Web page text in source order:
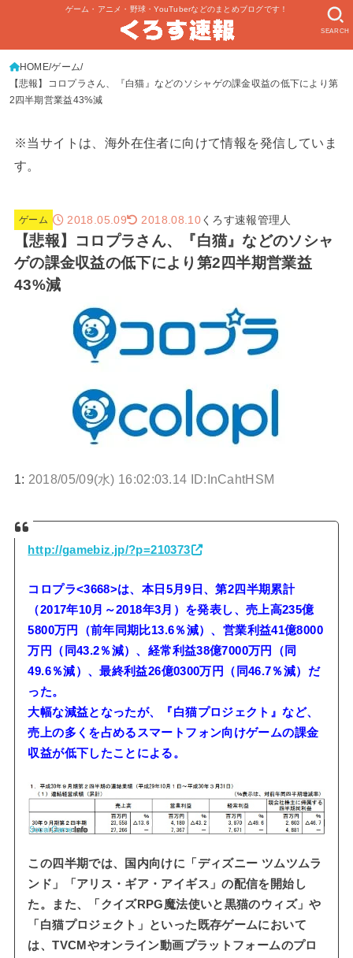
ゲーム・アニメ・野球・YouTuberなどのまとめブログです！
SEARCH
HOME ゲーム
【悲報】コロプラさん、『白猫』などのソシャゲの課金収益の低下により第
2四半期営業益43%減
※当サイトは、海外在住者に向けて情報を発信していま
す。
ゲーム 2018.05.09 2018.08.10くろす速報管理人
【悲報】コロプラさん、『白猫』などのソシャ
ゲの課金収益の低下により第2四半期営業益
43%減
1: 2018/05/09(水) 16:02:03.14 ID:InCahtHSM
http://gamebiz.jp/?p=210373
コロプラ<3668>は、本日5月9日、第2四半期累計
（2017年10月～2018年3月）を発表し、売上高235億
5800万円（前年同期比13.6％減）、営業利益41億8000
万円（同43.2％減）、経常利益38億7000万円（同
49.6％減）、最終利益26億0300万円（同46.7％減）だ
った。
大幅な減益となったが、『白猫プロジェクト』など、
売上の多くを占めるスマートフォン向けゲームの課金
収益が低下したことによる。
この四半期では、国内向けに「ディズニー ツムツムラ
ンド」「アリス・ギア・アイギス」の配信を開始し
た。また、「クイズRPG魔法使いと黒猫のウィズ」や
「白猫プロジェクト」といった既存ゲームにおいて
は、TVCMやオンライン動画プラットフォームのプロ